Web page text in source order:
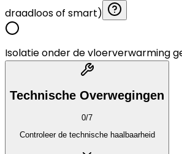
draadloos of smart)
Isolatie onder de vloerverwarming
Technische Overwegingen
0/7
Controleer de technische haalbaarheid